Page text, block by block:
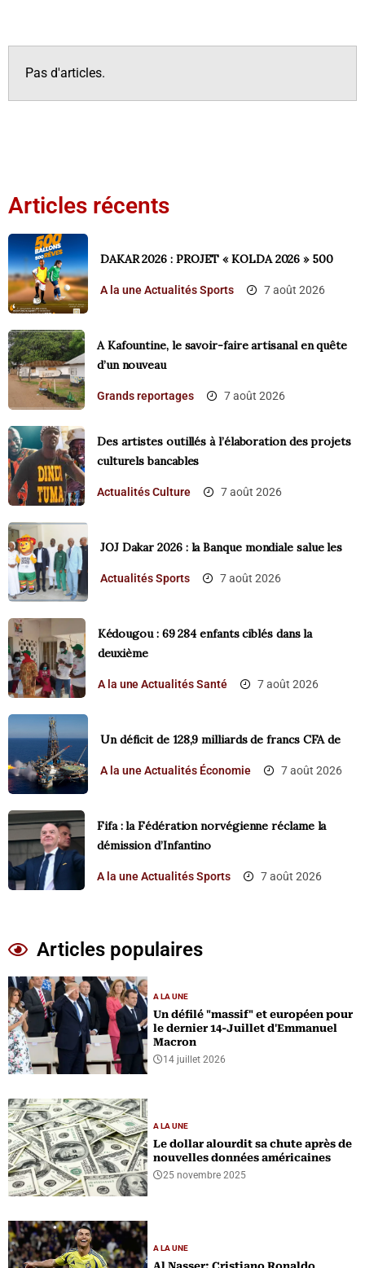
Pas d'articles.
Articles récents
DAKAR 2026 : PROJET « KOLDA 2026 » 500
A la uneActualités Sports 7 août 2026
A Kafountine, le savoir-faire artisanal en quête
d’un nouveau
Grands reportages 7 août 2026
Des artistes outillés à l’élaboration des projets
culturels bancables
ActualitésCulture 7 août 2026
‎JOJ Dakar 2026 : la Banque mondiale salue les
ActualitésSports 7 août 2026
Kédougou : 69 284 enfants ciblés dans la
deuxième
A la une Actualités Santé 7 août 2026
Un déficit de 128,9 milliards de francs CFA de
A la uneActualités Économie 7 août 2026
Fifa : la Fédération norvégienne réclame la
démission d’Infantino
A la uneActualités Sports 7 août 2026
Articles populaires
A LA UNE
Un défilé "massif" et européen pour
le dernier 14-Juillet d'Emmanuel
Macron
14 juillet 2026
A LA UNE
Le dollar alourdit sa chute après de
nouvelles données américaines
25 novembre 2025
A LA UNE
Al Nasser: Cristiano Ronaldo